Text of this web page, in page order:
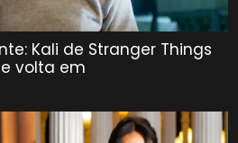
Kali de Stranger Things
volta em